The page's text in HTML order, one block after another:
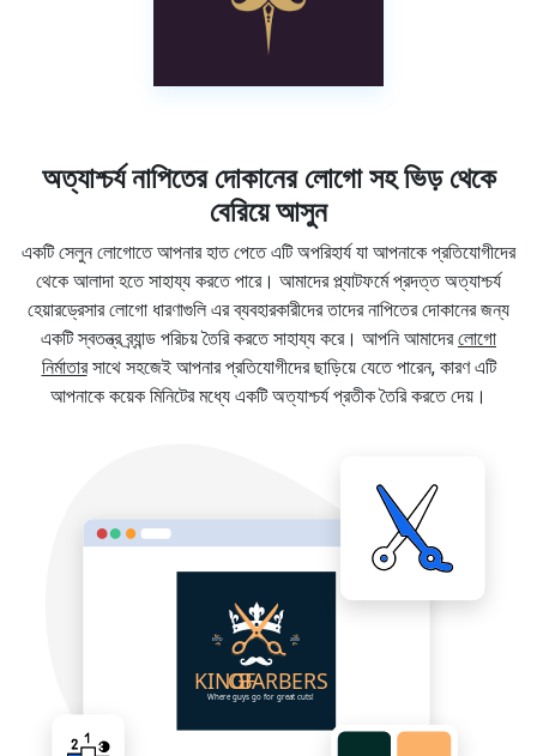
অত্যাশ্চর্য নাপিতের দোকানের লোগো সহ ভিড় থেকে
বেরিয়ে আসুন
একটি সেলুন লোগোতে আপনার হাত পেতে এটি অপরিহার্য যা আপনাকে প্রতিযোগীদের
থেকে আলাদা হতে সাহায্য করতে পারে। আমাদের প্ল্যাটফর্মে প্রদত্ত অত্যাশ্চর্য
হেয়ারড্রেসার লোগো ধারণাগুলি এর ব্যবহারকারীদের তাদের নাপিতের দোকানের জন্য
একটি স্বতন্ত্র ব্র্যান্ড পরিচয় তৈরি করতে সাহায্য করে। আপনি আমাদেরলোগো
নির্মাতারসাথে সহজেই আপনার প্রতিযোগীদের ছাড়িয়ে যেতে পারেন, কারণ এটি
আপনাকে কয়েক মিনিটের মধ্যে একটি অত্যাশ্চর্য প্রতীক তৈরি করতে দেয়।